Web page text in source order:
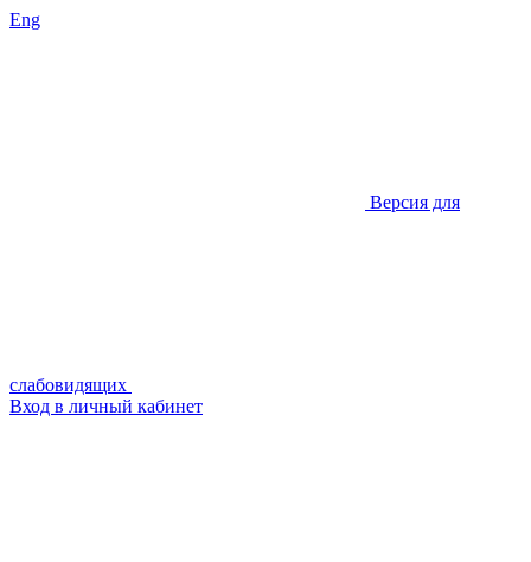
Eng
Версия для
слабовидящих
Вход в личный кабинет